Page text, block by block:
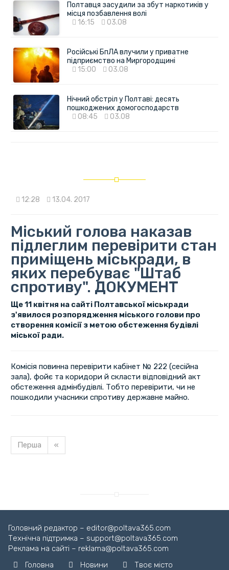
Полтавця засудили за збут наркотиків у
місця позбавлення волі
16:15
03.08
Російські БпЛА влучили у приватне
підприємство на Миргородщині
15:00
03.08
Нічний обстріл у Полтаві: десять
пошкоджених домогосподарств
08:45
03.08
12:28 13.04. 2017
Міський голова наказав
підлеглим перевірити стан
приміщень міськради, в
яких перебуває "Штаб
спротиву". ДОКУМЕНТ
Ще 11 квітня на сайті Полтавської міськради
з'явилося розпорядження міського голови про
створення комісії з метою обстеження будівлі
міської ради.
Комісія повинна перевірити кабінет № 222 (сесійна
зала), фойє та коридори й скласти відповідний акт
обстеження адмінбудівлі. Тобто перевірити, чи не
пошкодили учасники спротиву державне майно.
Перша «
Завантажуємо новину...